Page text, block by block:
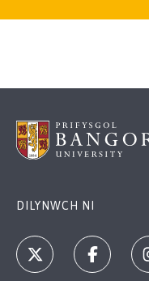
DILYNWCH NI